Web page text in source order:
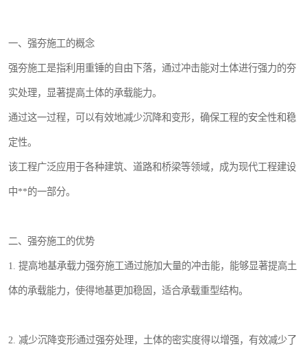
一、强夯施工的概念
强夯施工是指利用重锤的自由下落，通过冲击能对土体进行强力的夯
实处理，显著提高土体的承载能力。
通过这一过程，可以有效地减少沉降和变形，确保工程的安全性和稳
定性。
该工程广泛应用于各种建筑、道路和桥梁等领域，成为现代工程建设
中**的一部分。
二、强夯施工的优势
1. 提高地基承载力强夯施工通过施加大量的冲击能，能够显著提高土
体的承载能力，使得地基更加稳固，适合承载重型结构。
2. 减少沉降变形通过强夯处理，土体的密实度得以增强，有效减少了